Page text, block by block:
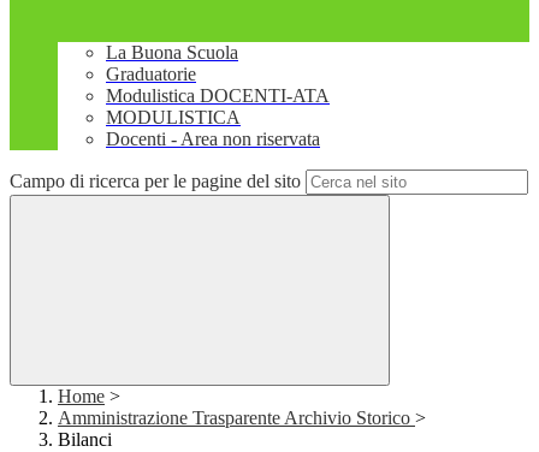
La Buona Scuola
Graduatorie
Modulistica DOCENTI-ATA
MODULISTICA
Docenti - Area non riservata
Campo di ricerca per le pagine del sito
Home >
Amministrazione Trasparente Archivio Storico >
Bilanci